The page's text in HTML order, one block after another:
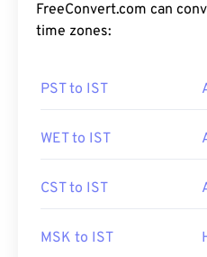
FreeConvert.com can
time zones:
PST to IST
WET to IST
CST to IST
MSK to IST